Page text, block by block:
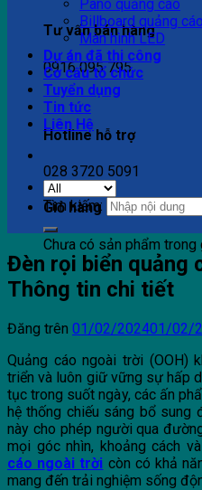
Tư vấn bán hàng
0916 095 795
Hotline hỗ trợ
028 3720 5091
Giỏ hàng
Chưa có sản phẩm trong
Pano quảng cáo
Billboard quảng cáo
Màn hình LED
Dự án đã thi công
Cơ cấu tổ chức
Tuyển dụng
Tin tức
Liên Hệ
Tìm kiếm:
Đèn rọi biển quảng
Thông tin chi tiết
Đăng trên 01/02/202401/02/
Quảng cáo ngoài trời (OOH)
triển và luôn giữ vững sự hấp
tục trong suốt ngày, các ấn
hệ thống chiếu sáng bổ sung
này cho phép người qua
mọi góc nhìn, khoảng cách
cáo ngoài trời còn có khả
mang đến trải nghiệm sống